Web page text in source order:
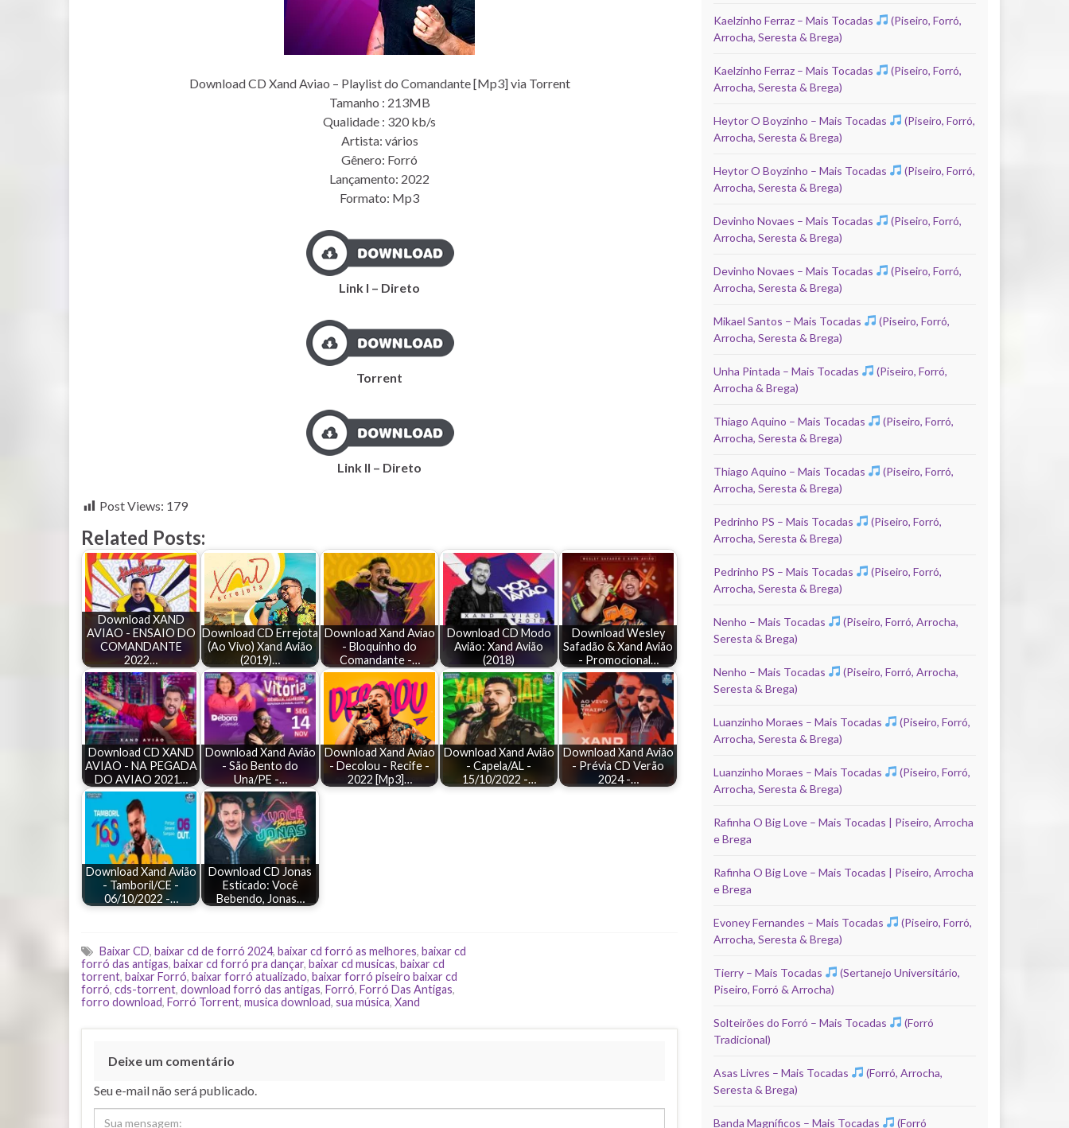
Download CD Xand Aviao – Playlist do Comandante [Mp3] via Torrent
Tamanho : 213MB
Qualidade : 320 kb/s
Artista: vários
Gênero: Forró
Lançamento: 2022
Formato: Mp3
Link I – Direto
Torrent
Link II – Direto
Post Views: 179
Related Posts:
Download XAND
AVIAO - ENSAIO DO
COMANDANTE
2022…
Download CD Errejota
(Ao Vivo) Xand Avião
(2019)…
Download Xand Aviao
- Bloquinho do
Comandante -…
Download CD Modo
Avião: Xand Avião
(2018)
Download Wesley
Safadão & Xand Avião
- Promocional…
Download CD XAND
AVIAO - NA PEGADA
DO AVIAO 2021…
Download Xand Avião
- São Bento do
Una/PE -…
Download Xand Aviao
- Decolou - Recife -
2022 [Mp3]…
Download Xand Avião
- Capela/AL -
15/10/2022 -…
Download Xand Avião
- Prévia CD Verão
2024 -…
Download Xand Avião
- Tamboril/CE -
06/10/2022 -…
Download CD Jonas
Esticado: Você
Bebendo, Jonas…
Baixar CD, baixar cd de forró 2024, baixar cd forró as melhores, baixar cd
forró das antigas, baixar cd forró pra dançar, baixar cd musicas, baixar cd
torrent, baixar Forró, baixar forró atualizado, baixar forró piseiro baixar cd
forró, cds-torrent, download forró das antigas, Forró, Forró Das Antigas,
forro download, Forró Torrent, musica download, sua música, Xand
Deixe um comentário
Seu e-mail não será publicado.
Kaelzinho Ferraz – Mais Tocadas
(Piseiro, Forró,
Arrocha, Seresta & Brega)
Kaelzinho Ferraz – Mais Tocadas
(Piseiro, Forró,
Arrocha, Seresta & Brega)
Heytor O Boyzinho – Mais Tocadas
(Piseiro, Forró,
Arrocha, Seresta & Brega)
Heytor O Boyzinho – Mais Tocadas
(Piseiro, Forró,
Arrocha, Seresta & Brega)
Devinho Novaes – Mais Tocadas
(Piseiro, Forró,
Arrocha, Seresta & Brega)
Devinho Novaes – Mais Tocadas
(Piseiro, Forró,
Arrocha, Seresta & Brega)
Mikael Santos – Mais Tocadas
(Piseiro, Forró,
Arrocha, Seresta & Brega)
Unha Pintada – Mais Tocadas
(Piseiro, Forró,
Arrocha & Brega)
Thiago Aquino – Mais Tocadas
(Piseiro, Forró,
Arrocha, Seresta & Brega)
Thiago Aquino – Mais Tocadas
(Piseiro, Forró,
Arrocha, Seresta & Brega)
Pedrinho PS – Mais Tocadas
(Piseiro, Forró,
Arrocha, Seresta & Brega)
Pedrinho PS – Mais Tocadas
(Piseiro, Forró,
Arrocha, Seresta & Brega)
Nenho – Mais Tocadas
(Piseiro, Forró, Arrocha,
Seresta & Brega)
Nenho – Mais Tocadas
(Piseiro, Forró, Arrocha,
Seresta & Brega)
Luanzinho Moraes – Mais Tocadas
(Piseiro, Forró,
Arrocha, Seresta & Brega)
Luanzinho Moraes – Mais Tocadas
(Piseiro, Forró,
Arrocha, Seresta & Brega)
Rafinha O Big Love – Mais Tocadas | Piseiro, Arrocha
e Brega
Rafinha O Big Love – Mais Tocadas | Piseiro, Arrocha
e Brega
Evoney Fernandes – Mais Tocadas
(Piseiro, Forró,
Arrocha, Seresta & Brega)
Tierry – Mais Tocadas
(Sertanejo Universitário,
Piseiro, Forró & Arrocha)
Solteirões do Forró – Mais Tocadas
(Forró
Tradicional)
Asas Livres – Mais Tocadas
(Forró, Arrocha,
Seresta & Brega)
Banda Magníficos – Mais Tocadas
(Forró